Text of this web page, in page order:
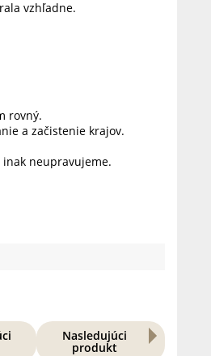
vzhľadne.
rovný.
a začistenie krajov.
neupravujeme.
Nasledujúci
produkt